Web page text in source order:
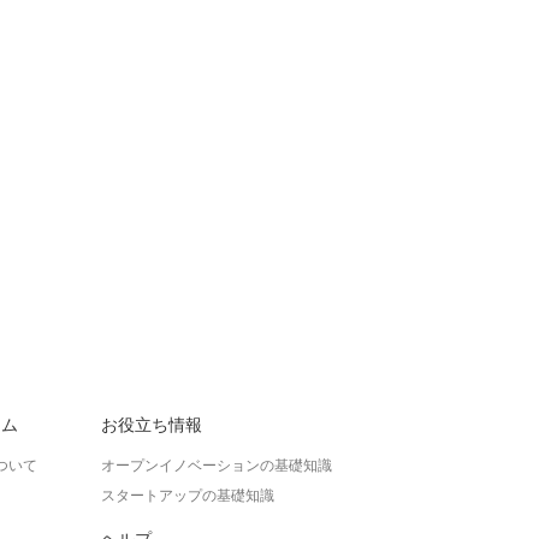
いて
お役立ち情報
オープンイノベーションの基礎知識
スタートアップの基礎知識